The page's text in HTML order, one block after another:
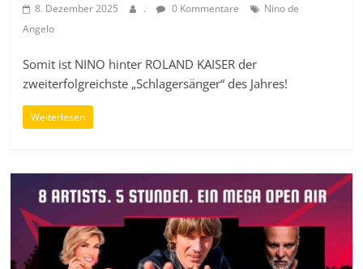
8. Dezember 2025 . 0 Kommentare
Nino de
Angelo
Somit ist NINO hinter ROLAND KAISER der
zweiterfolgreichste „Schlagersänger“ des Jahres!
Weiterlesen